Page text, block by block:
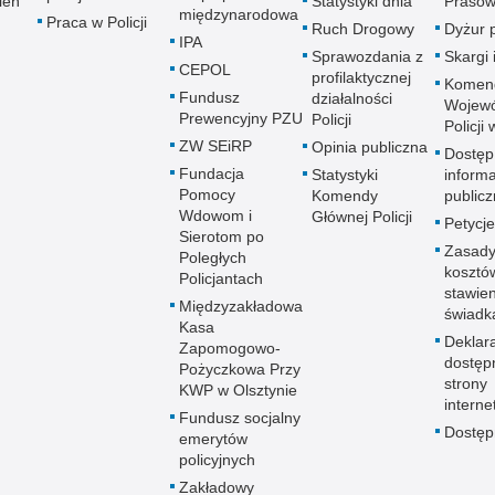
Praca w Policji
międzynarodowa
IPA
CEPOL
Fundusz
Prewencyjny PZU
ZW SEiRP
Fundacja
Pomocy
Wdowom i
Sierotom po
Poległych
Policjantach
Międzyzakładowa
Kasa
Zapomogowo-
Pożyczkowa Przy
KWP w Olsztynie
Fundusz socjalny
emerytów
policyjnych
Zakładowy
Ruch Drogowy
Sprawozdania z
profilaktycznej
działalności
Policji
Opinia publiczna
Statystyki
Komendy
Głównej Policji
Dyżur
Skargi
Policji
Petycje
strony